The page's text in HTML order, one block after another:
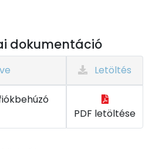
dokumentáció
Letöltés
PDF letöltése